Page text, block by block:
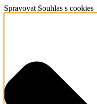
Spravovat Souhlas s cookies